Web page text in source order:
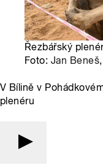
Řezbářský
Foto: Jan Beneš
V Bílině v
plenéru